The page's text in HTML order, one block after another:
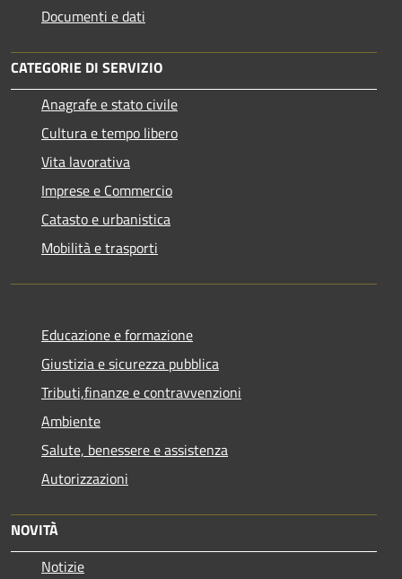
Documenti e dati
CATEGORIE DI SERVIZIO
Anagrafe e stato civile
Cultura e tempo libero
Vita lavorativa
Imprese e Commercio
Catasto e urbanistica
Mobilità e trasporti
Educazione e formazione
Giustizia e sicurezza pubblica
Tributi,finanze e contravvenzioni
Ambiente
Salute, benessere e assistenza
Autorizzazioni
NOVITÀ
Notizie